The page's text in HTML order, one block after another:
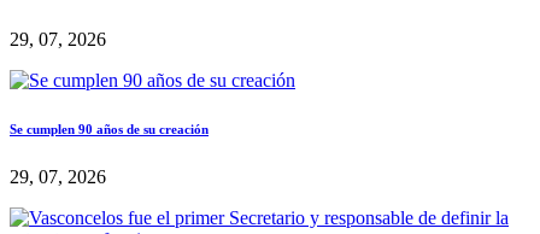
29, 07, 2026
Se cumplen 90 años de su creación
29, 07, 2026